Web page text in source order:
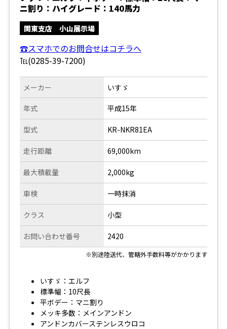
ニ割り：ハイグレード：140馬力
関東支店 小山展示場
☎スマホでのお問合せはコチラへ
℡(0285-39-7200)
メーカー
年式
型式
走行距離
いすゞ
平成15年
KR-NKR81EA
69,000km
最大積載量
車検
クラス
お問い合わせ番号
2,000kg
一時抹消
小型
2420
※別途陸送代、管轄外手数料等がかかります
いすゞ：エルフ
標準幅：10尺長
平ボデー：マニ割り
メッキ多数：メインアンドン
アンドンカバーステンレスウロコ